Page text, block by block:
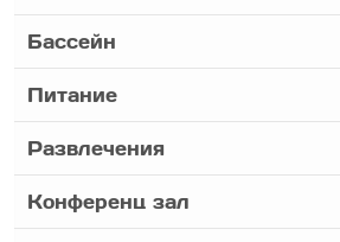
Бассейн
Питание
Развлечения
Конференц зал